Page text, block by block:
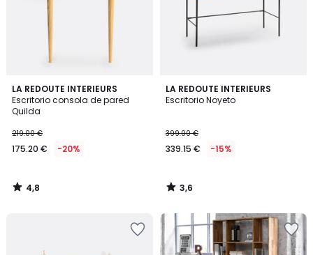
LA REDOUTE INTERIEURS
Escritorio consola de pared
Quilda
219.00 €
175.20 € -20%
4,8
/ 5
4,8
/
LA REDOUTE INTERIEURS
Escritorio Noyeto
399.00 €
339.15 € -15%
3,6
/ 5
3,6
/